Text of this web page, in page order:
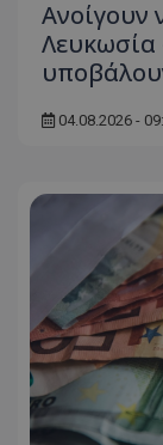
Ανοίγουν
Λευκωσία
04.08.2026 -